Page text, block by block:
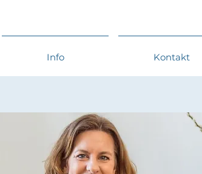
Info Kontakt